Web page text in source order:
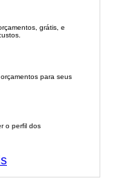
grátis, e
para seus
o perfil dos